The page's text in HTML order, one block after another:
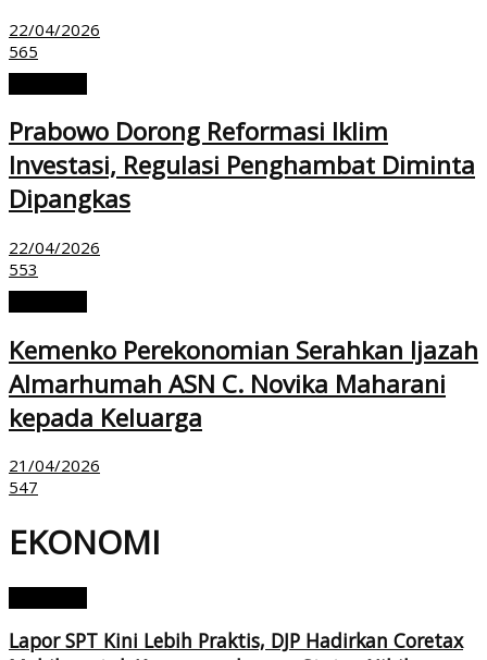
22/04/2026
565
Prabowo Dorong Reformasi Iklim
Investasi, Regulasi Penghambat Diminta
Dipangkas
22/04/2026
553
Kemenko Perekonomian Serahkan Ijazah
Almarhumah ASN C. Novika Maharani
kepada Keluarga
21/04/2026
547
EKONOMI
Lapor SPT Kini Lebih Praktis, DJP Hadirkan Coretax